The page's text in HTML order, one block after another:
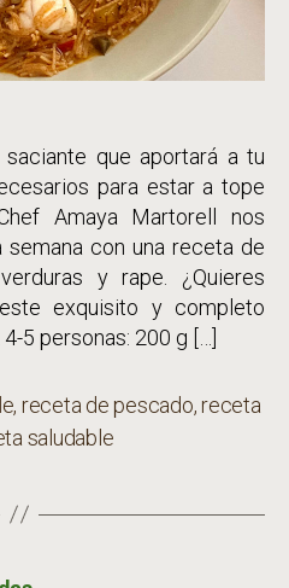
que aportará a tu
para estar a tope
Amaya Martorell nos
con una receta de
y rape. ¿Quieres
exquisito y completo
5 personas: 200 g […]
, receta de pescado,receta
saludable